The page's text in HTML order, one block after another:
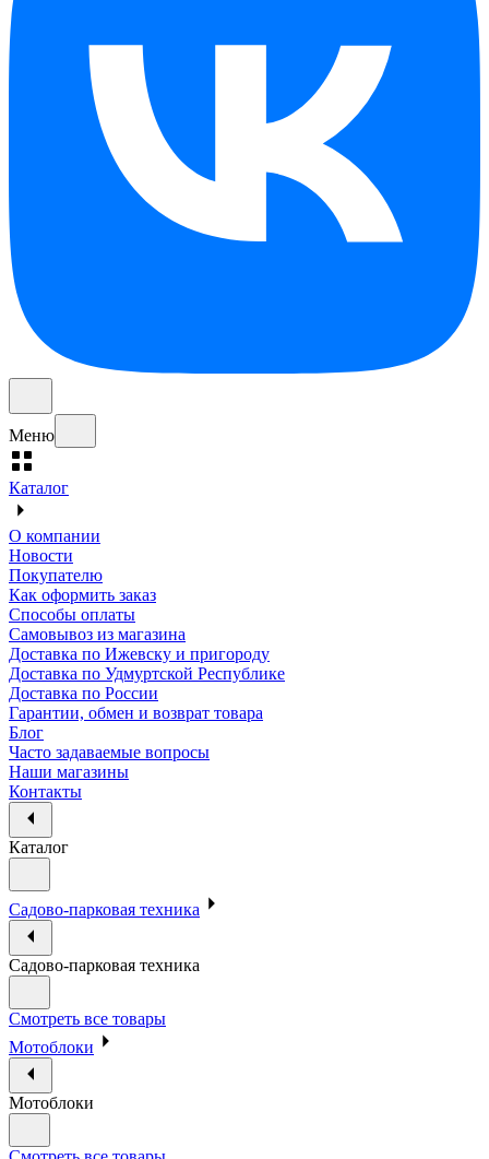
Меню
Каталог
О компании
Новости
Покупателю
Как оформить заказ
Способы оплаты
Самовывоз из магазина
Доставка по Ижевску и пригороду
Доставка по Удмуртской Республике
Доставка по России
Гарантии, обмен и возврат товара
Блог
Часто задаваемые вопросы
Наши магазины
Контакты
Каталог
Садово-парковая техника
Садово-парковая техника
Смотреть все товары
Мотоблоки
Мотоблоки